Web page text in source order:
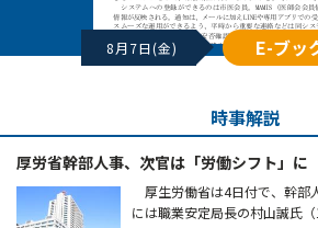
8月7日(金) E-ブッ
時事解説
厚労省幹部人事、次官は「労働シフト」に
厚生労働省は4日付で、幹部
には職業安定局長の村山誠氏